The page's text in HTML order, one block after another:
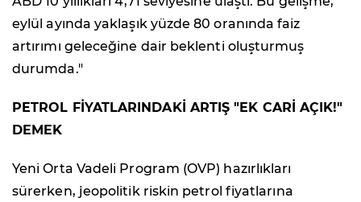
eylül ayında yaklaşık yüzde 80 oranında faiz
artırımı geleceğine dair beklenti oluşturmuş
durumda."
PETROL FİYATLARINDAKİ ARTIŞ "EK CARİ AÇIK!"
DEMEK
Yeni Orta Vadeli Program (OVP) hazırlıkları
sürerken, jeopolitik riskin petrol fiyatlarına